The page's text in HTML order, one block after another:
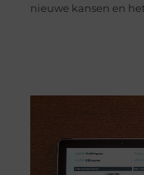
nieuwe kansen en het